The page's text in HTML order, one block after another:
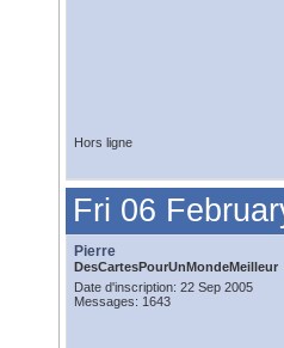
Hors ligne
Fri 06
Pierre
DesCartesPourUnMondeMeilleur
Date d'inscription: 22 Sep 2005
Messages: 1643